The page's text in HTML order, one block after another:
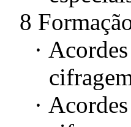
8
·
·